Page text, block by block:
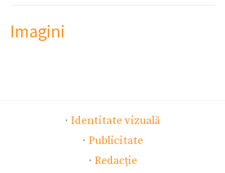
Imagini
· Identitate vizuală
· Publicitate
· Redacție